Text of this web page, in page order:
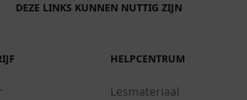
DEZE LINKS KUNNEN NUTTIG ZIJN
HELPCENTRUM
Lesmateriaal